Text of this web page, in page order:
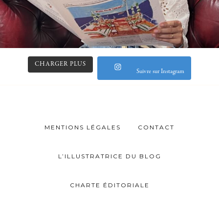
CHARGER PLUS
Suivre sur Instagram
MENTIONS LÉGALES CONTACT
L’ILLUSTRATRICE DU BLOG
CHARTE ÉDITORIALE